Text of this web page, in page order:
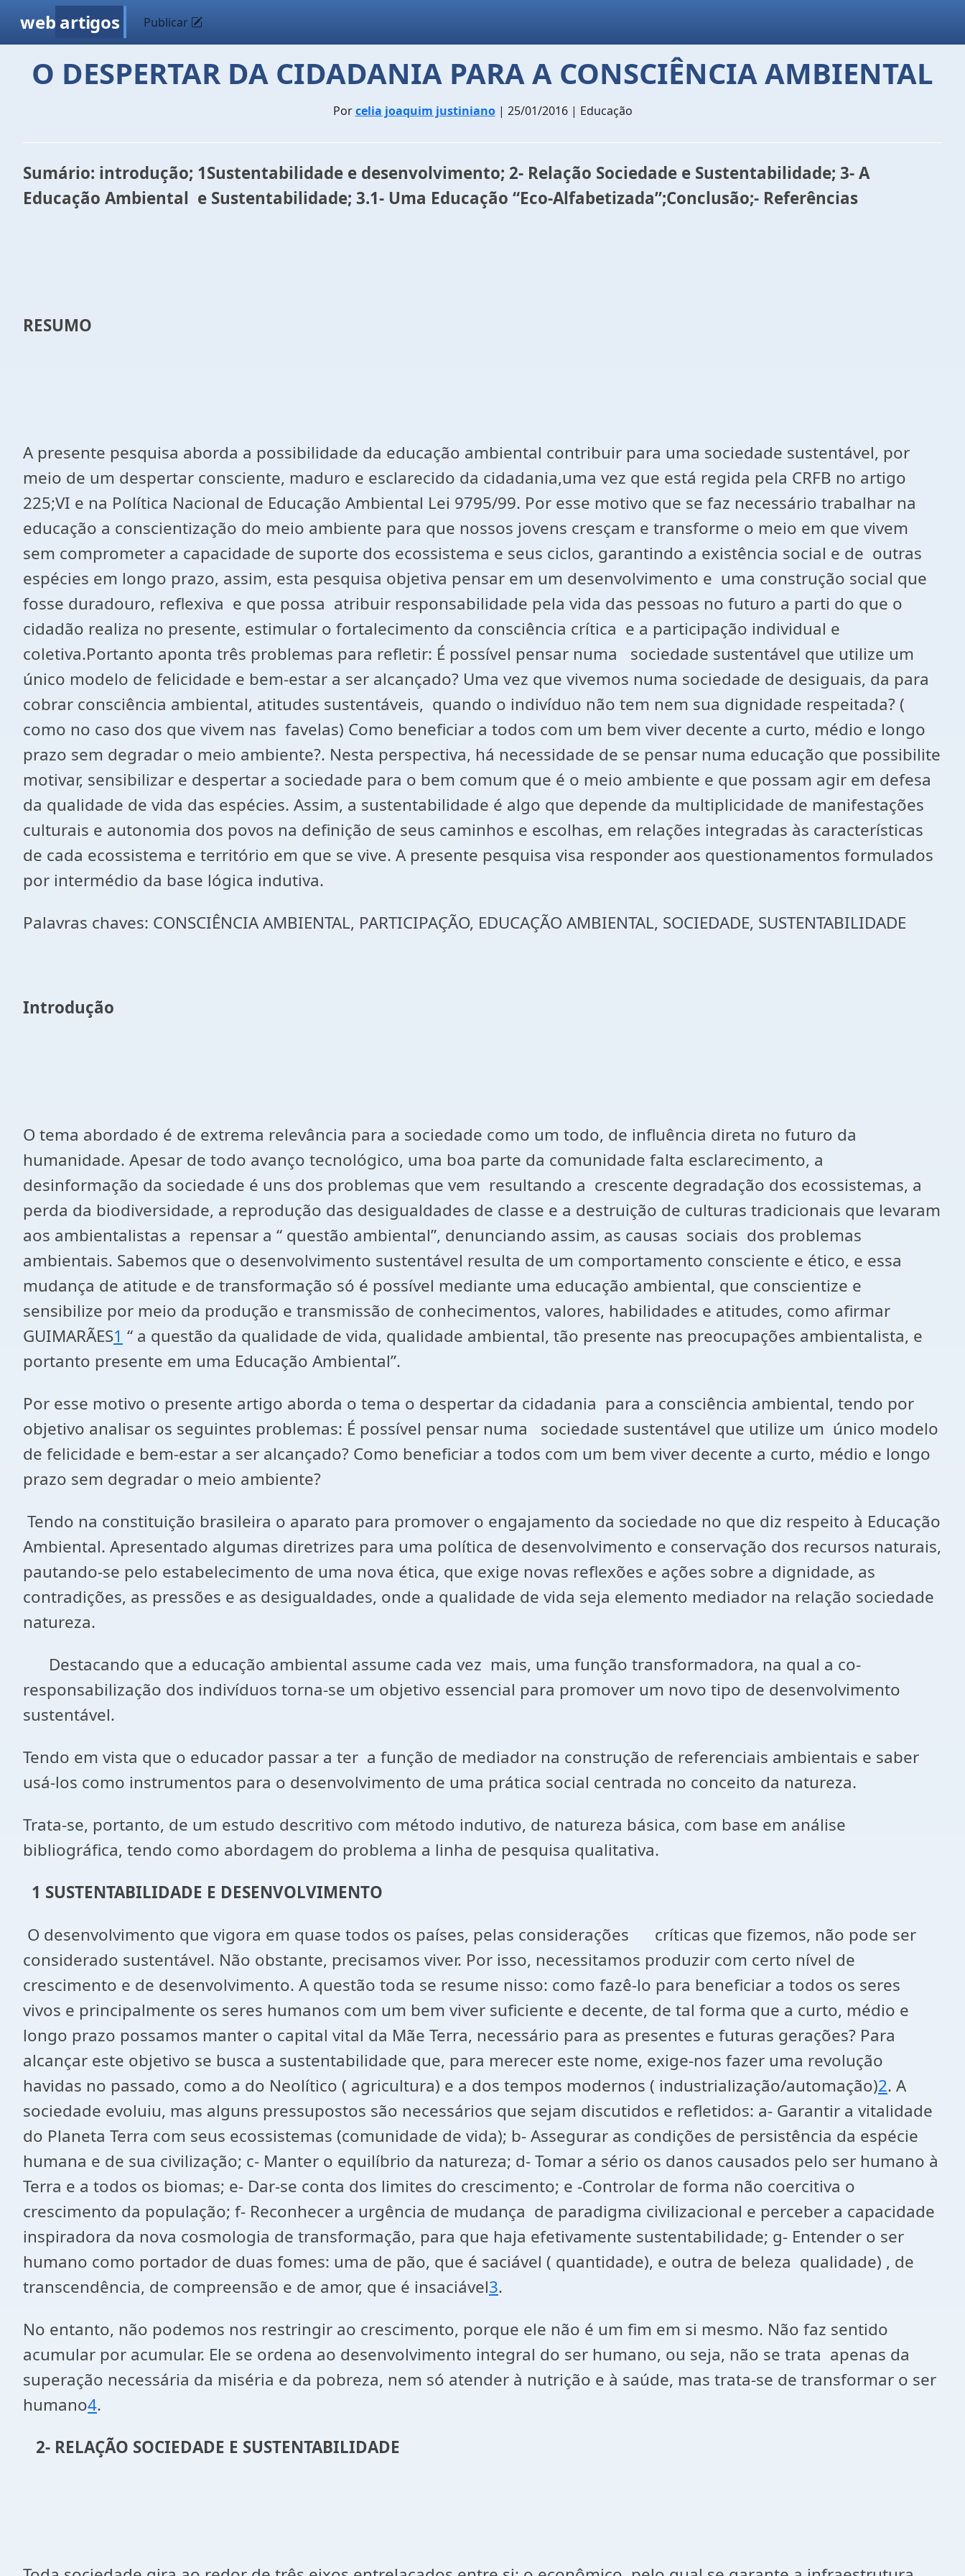
web artigos Publicar
O DESPERTAR DA CIDADANIA PARA A CONSCIÊNCIA AMBIENTAL
Porcelia joaquim justiniano| 25/01/2016 | Educação
Sumário: introdução; 1Sustentabilidade e desenvolvimento; 2- Relação Sociedade e Sustentabilidade; 3- A
Educação Ambiental e Sustentabilidade; 3.1- Uma Educação “Eco-Alfabetizada”;Conclusão;- Referências
RESUMO
A presente pesquisa aborda a possibilidade da educação ambiental contribuir para uma sociedade sustentável, por
meio de um despertar consciente, maduro e esclarecido da cidadania,uma vez que está regida pela CRFB no artigo
225;VI e na Política Nacional de Educação Ambiental Lei 9795/99. Por esse motivo que se faz necessário trabalhar na
educação a conscientização do meio ambiente para que nossos jovens cresçam e transforme o meio em que vivem
sem comprometer a capacidade de suporte dos ecossistema e seus ciclos, garantindo a existência social e de outras
espécies em longo prazo, assim, esta pesquisa objetiva pensar em um desenvolvimento e uma construção social que
fosse duradouro, reflexiva e que possa atribuir responsabilidade pela vida das pessoas no futuro a parti do que o
cidadão realiza no presente, estimular o fortalecimento da consciência crítica e a participação individual e
coletiva.Portanto aponta três problemas para refletir: É possível pensar numa sociedade sustentável que utilize um
único modelo de felicidade e bem-estar a ser alcançado? Uma vez que vivemos numa sociedade de desiguais, da para
cobrar consciência ambiental, atitudes sustentáveis, quando o indivíduo não tem nem sua dignidade respeitada? (
como no caso dos que vivem nas favelas) Como beneficiar a todos com um bem viver decente a curto, médio e longo
prazo sem degradar o meio ambiente?. Nesta perspectiva, há necessidade de se pensar numa educação que possibilite
motivar, sensibilizar e despertar a sociedade para o bem comum que é o meio ambiente e que possam agir em defesa
da qualidade de vida das espécies. Assim, a sustentabilidade é algo que depende da multiplicidade de manifestações
culturais e autonomia dos povos na definição de seus caminhos e escolhas, em relações integradas às características
de cada ecossistema e território em que se vive. A presente pesquisa visa responder aos questionamentos formulados
por intermédio da base lógica indutiva.
Palavras chaves: CONSCIÊNCIA AMBIENTAL, PARTICIPAÇÃO, EDUCAÇÃO AMBIENTAL, SOCIEDADE, SUSTENTABILIDADE
Introdução
O tema abordado é de extrema relevância para a sociedade como um todo, de influência direta no futuro da
humanidade. Apesar de todo avanço tecnológico, uma boa parte da comunidade falta esclarecimento, a
desinformação da sociedade é uns dos problemas que vem resultando a crescente degradação dos ecossistemas, a
perda da biodiversidade, a reprodução das desigualdades de classe e a destruição de culturas tradicionais que levaram
aos ambientalistas a repensar a “ questão ambiental”, denunciando assim, as causas sociais dos problemas
ambientais. Sabemos que o desenvolvimento sustentável resulta de um comportamento consciente e ético, e essa
mudança de atitude e de transformação só é possível mediante uma educação ambiental, que conscientize e
sensibilize por meio da produção e transmissão de conhecimentos, valores, habilidades e atitudes, como afirmar
GUIMARÃES1 “ a questão da qualidade de vida, qualidade ambiental, tão presente nas preocupações ambientalista, e
portanto presente em uma Educação Ambiental”.
Por esse motivo o presente artigo aborda o tema o despertar da cidadania para a consciência ambiental, tendo por
objetivo analisar os seguintes problemas: É possível pensar numa sociedade sustentável que utilize um único modelo
de felicidade e bem-estar a ser alcançado? Como beneficiar a todos com um bem viver decente a curto, médio e longo
prazo sem degradar o meio ambiente?
Tendo na constituição brasileira o aparato para promover o engajamento da sociedade no que diz respeito à Educação
Ambiental. Apresentado algumas diretrizes para uma política de desenvolvimento e conservação dos recursos naturais,
pautando-se pelo estabelecimento de uma nova ética, que exige novas reflexões e ações sobre a dignidade, as
contradições, as pressões e as desigualdades, onde a qualidade de vida seja elemento mediador na relação sociedade
natureza.
Destacando que a educação ambiental assume cada vez mais, uma função transformadora, na qual a co-
responsabilização dos indivíduos torna-se um objetivo essencial para promover um novo tipo de desenvolvimento
sustentável.
Tendo em vista que o educador passar a ter a função de mediador na construção de referenciais ambientais e saber
usá-los como instrumentos para o desenvolvimento de uma prática social centrada no conceito da natureza.
Trata-se, portanto, de um estudo descritivo com método indutivo, de natureza básica, com base em análise
bibliográfica, tendo como abordagem do problema a linha de pesquisa qualitativa.
1 SUSTENTABILIDADE E DESENVOLVIMENTO
O desenvolvimento que vigora em quase todos os países, pelas considerações críticas que fizemos, não pode ser
considerado sustentável. Não obstante, precisamos viver. Por isso, necessitamos produzir com certo nível de
crescimento e de desenvolvimento. A questão toda se resume nisso: como fazê-lo para beneficiar a todos os seres
vivos e principalmente os seres humanos com um bem viver suficiente e decente, de tal forma que a curto, médio e
longo prazo possamos manter o capital vital da Mãe Terra, necessário para as presentes e futuras gerações? Para
alcançar este objetivo se busca a sustentabilidade que, para merecer este nome, exige-nos fazer uma revolução
havidas no passado, como a do Neolítico ( agricultura) e a dos tempos modernos ( industrialização/automação)2. A
sociedade evoluiu, mas alguns pressupostos são necessários que sejam discutidos e refletidos: a- Garantir a vitalidade
do Planeta Terra com seus ecossistemas (comunidade de vida); b- Assegurar as condições de persistência da espécie
humana e de sua civilização; c- Manter o equilíbrio da natureza; d- Tomar a sério os danos causados pelo ser humano à
Terra e a todos os biomas; e- Dar-se conta dos limites do crescimento; e -Controlar de forma não coercitiva o
crescimento da população; f- Reconhecer a urgência de mudança de paradigma civilizacional e perceber a capacidade
inspiradora da nova cosmologia de transformação, para que haja efetivamente sustentabilidade; g- Entender o ser
humano como portador de duas fomes: uma de pão, que é saciável ( quantidade), e outra de beleza qualidade) , de
transcendência, de compreensão e de amor, que é insaciável3.
No entanto, não podemos nos restringir ao crescimento, porque ele não é um fim em si mesmo. Não faz sentido
acumular por acumular. Ele se ordena ao desenvolvimento integral do ser humano, ou seja, não se trata apenas da
superação necessária da miséria e da pobreza, nem só atender à nutrição e à saúde, mas trata-se de transformar o ser
humano4.
2- RELAÇÃO SOCIEDADE E SUSTENTABILIDADE